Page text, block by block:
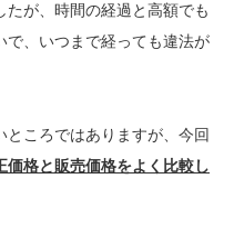
が、時間の経過と高額でも
で、いつまで経っても違法が
ころではありますが、今回
価格と販売価格をよく比較し